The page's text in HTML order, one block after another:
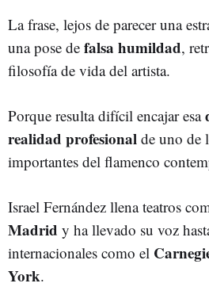
La frase, lejos de parecer una
una pose de falsa humildad,
filosofía de vida del artista.
Porque resulta difícil encajar esa
realidad profesional de uno de
importantes del flamenco
Israel Fernández llena teatros
Madrid y ha llevado su voz
internacionales como el
York.